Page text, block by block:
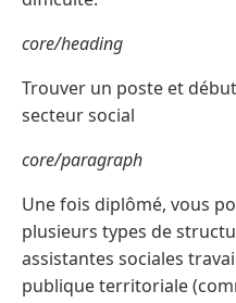
core/heading
Trouver un poste et
secteur social
core/paragraph
Une fois diplômé, vous
plusieurs types de
assistantes sociales
publique territoriale